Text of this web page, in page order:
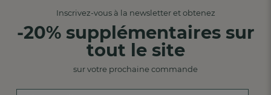
Inscrivez-vous à la newsletter et obtenez
-20% supplémentaires sur
tout le site
sur votre prochaine commande